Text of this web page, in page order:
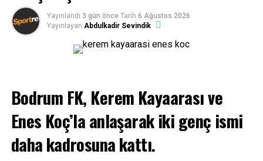
sürdürüyor. Bodrum FK, taraftarının desteğiyle sezona
galibiyetle başlayarak lige iyi bir giriş yapmayı amaçlıyor.
Yayınlandı 3 gün önce Tarih 6 Ağustos 2026
Yayınlayan Abdulkadir Sevindik
Bodrum FK, Kerem Kayaarası ve
Enes Koç’la anlaşarakiki genç ismi
daha kadrosuna kattı.